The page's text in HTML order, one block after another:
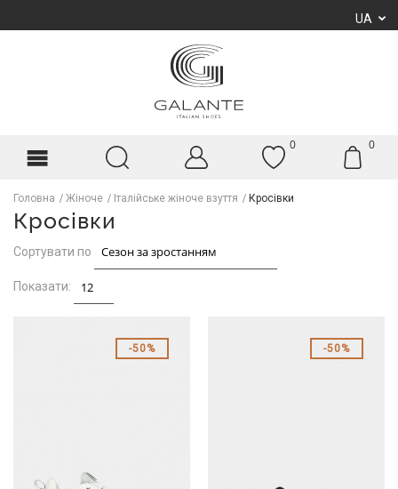
UA
0 0
Головна Жіноче Італійське жіноче взуття Кросівки
Кросівки
Сортувати по
Показати:
50% 50%